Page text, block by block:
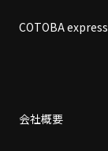
COTOBA express
会社概要